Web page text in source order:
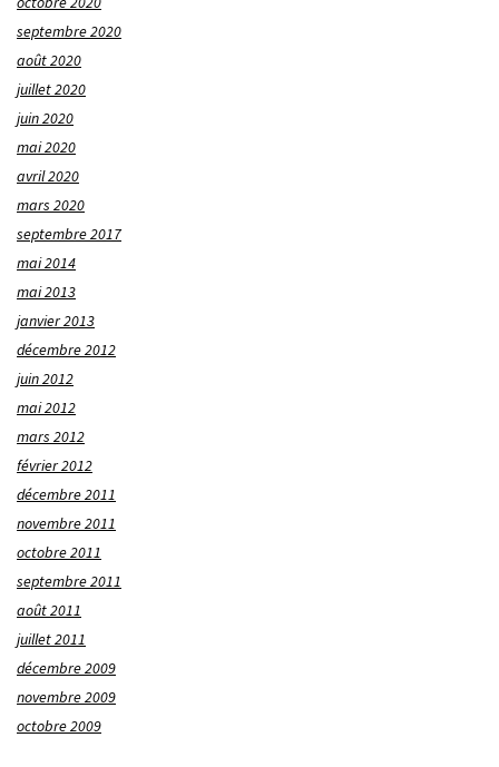
septembre 2020
août 2020
juillet 2020
juin 2020
mai 2020
avril 2020
mars 2020
septembre 2017
mai 2014
mai 2013
janvier 2013
décembre 2012
juin 2012
mai 2012
mars 2012
février 2012
décembre 2011
novembre 2011
octobre 2011
septembre 2011
août 2011
juillet 2011
décembre 2009
novembre 2009
octobre 2009